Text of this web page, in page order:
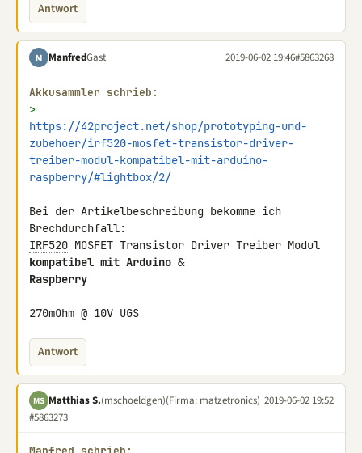
Antwort
M ManfredGast 2019-06-02 19:46#5863268
Akkusammler schrieb:
>
https://42project.net/shop/prototyping-und-
zubehoer/irf520-mosfet-transistor-driver-
treiber-modul-kompatibel-mit-arduino-
raspberry/#lightbox/2/
Bei der Artikelbeschreibung bekomme ich
IRF520
kompatibel mit Arduino
Raspberry
270mOhm @ 10V UGS
Antwort
MS Matthias S.(mschoeldgen)(Firma: matzetronics) 2019-06-02 19:52
#5863273